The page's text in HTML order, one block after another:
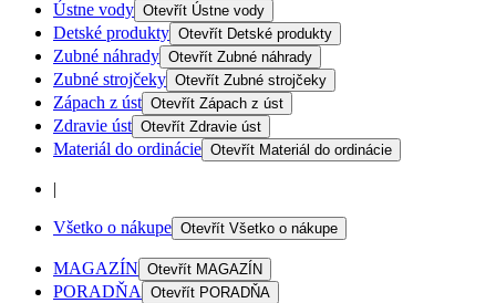
Ústne vody Otevřít Ústne vody
Detské produkty Otevřít Detské produkty
Zubné náhrady Otevřít Zubné náhrady
Zubné strojčeky Otevřít Zubné strojčeky
Zápach z úst Otevřít Zápach z úst
Zdravie úst Otevřít Zdravie úst
Materiál do ordinácie Otevřít Materiál do ordinácie
|
Všetko o nákupe Otevřít Všetko o nákupe
MAGAZÍN Otevřít MAGAZÍN
PORADŇA Otevřít PORADŇA